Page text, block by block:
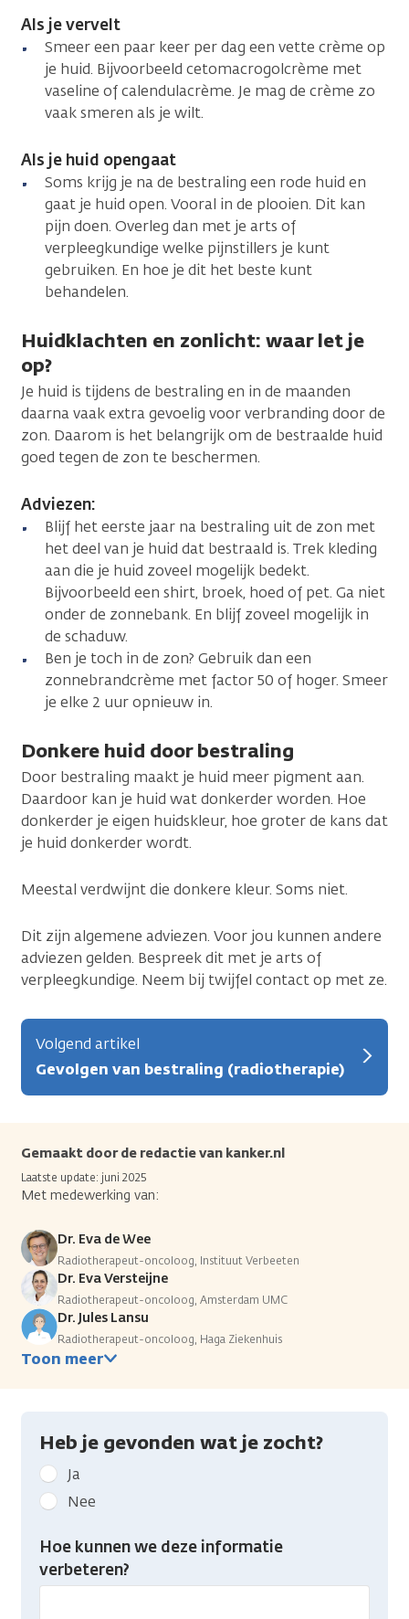
Als je vervelt
Smeer een paar keer per dag een vette crème op
je huid. Bijvoorbeeld cetomacrogolcrème met
vaseline of calendulacrème. Je mag de crème zo
vaak smeren als je wilt.
Als je huid opengaat
Soms krijg je na de bestraling een rode huid en
gaat je huid open. Vooral in de plooien. Dit kan
pijn doen. Overleg dan met je arts of
verpleegkundige welke pijnstillers je kunt
gebruiken. En hoe je dit het beste kunt
behandelen.
Huidklachten en zonlicht: waar let je
op?
Je huid is tijdens de bestraling en in de maanden
daarna vaak extra gevoelig voor verbranding door de
zon. Daarom is het belangrijk om de bestraalde huid
goed tegen de zon te beschermen.
Adviezen:
Blijf het eerste jaar na bestraling uit de zon met
het deel van je huid dat bestraald is. Trek kleding
aan die je huid zoveel mogelijk bedekt.
Bijvoorbeeld een shirt, broek, hoed of pet. Ga niet
onder de zonnebank. En blijf zoveel mogelijk in
de schaduw.
Ben je toch in de zon? Gebruik dan een
zonnebrandcrème met factor 50 of hoger. Smeer
je elke 2 uur opnieuw in.
Donkere huid door bestraling
Door bestraling maakt je huid meer pigment aan.
Daardoor kan je huid wat donkerder worden. Hoe
donkerder je eigen huidskleur, hoe groter de kans dat
je huid donkerder wordt.
Meestal verdwijnt die donkere kleur. Soms niet.
Dit zijn algemene adviezen. Voor jou kunnen andere
adviezen gelden. Bespreek dit met je arts of
verpleegkundige. Neem bij twijfel contact op met ze.
Volgend artikel
Gevolgen van bestraling (radiotherapie)
Gemaakt door de redactie van kanker.nl
Laatste update: juni 2025
Met medewerking van:
Dr. Eva de Wee
Radiotherapeut-oncoloog, Instituut Verbeeten
Dr. Eva Versteijne
Radiotherapeut-oncoloog, Amsterdam UMC
Dr. Jules Lansu
Radiotherapeut-oncoloog, Haga Ziekenhuis
Toon meer
Heb je gevonden wat je zocht?
Geef
kanker.nl
feedback:
Heb
gevonden
Ja
Nee
Hoe kunnen we deze informatie
verbeteren?